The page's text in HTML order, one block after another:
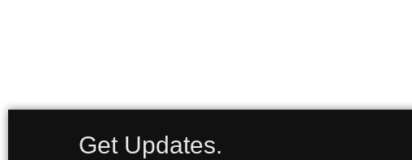
Get Updates.